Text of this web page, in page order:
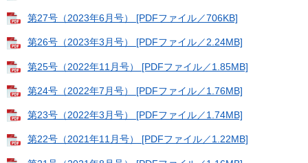
第27号（2023年6月号） [PDFファイル／706KB]
第26号（2023年3月号） [PDFファイル／2.24MB]
第25号（2022年11月号） [PDFファイル／1.85MB]
第24号（2022年7月号） [PDFファイル／1.76MB]
第23号（2022年3月号） [PDFファイル／1.74MB]
第22号（2021年11月号） [PDFファイル／1.22MB]